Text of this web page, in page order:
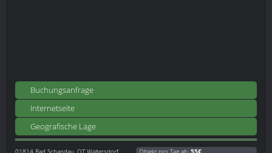
Buchungsanfrage
Internetseite
Geografische Lage
01814 Bad Schandau, OT Waltersdorf Objekt pro Tag ab: 55€